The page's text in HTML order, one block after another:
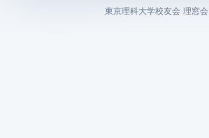
東京理科大学校友会 理窓会